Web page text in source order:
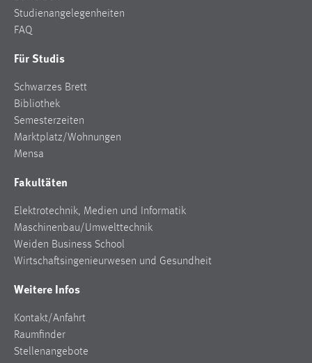
Studienangelegenheiten
FAQ
Für Studis
Schwarzes Brett
Bibliothek
Semesterzeiten
Marktplatz/Wohnungen
Mensa
Fakultäten
Elektrotechnik, Medien und Informatik
Maschinenbau/Umwelttechnik
Weiden Business School
Wirtschaftsingenieurwesen und Gesundheit
Weitere Infos
Kontakt/Anfahrt
Raumfinder
Stellenangebote
_pk_ref, _pk_cvar, _pk_id, _pk_ses
Max. 13 Monate
MARKETING
verwendet, um personalisierte Werbung anzuzeigen.
hinweg verfolgen.
Google Ads
_gcl_au
Anbieter:
Google Ireland Limited